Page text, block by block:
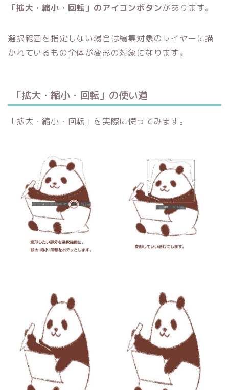
「拡大・縮小・回転」のアイコンボタンがあります。
選択範囲を指定しない場合は編集対象のレイヤーに描
かれているもの全体が変形の対象になります。
「拡大・縮小・回転」の使い道
「拡大・縮小・回転」を実際に使ってみます。